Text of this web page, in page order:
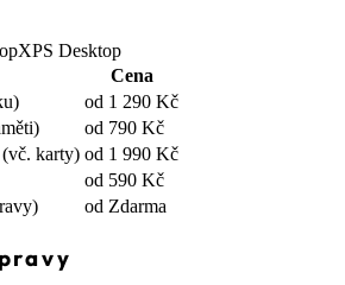
XPS Desktop
Cena
od 1 290 Kč
od 790 Kč
(vč. karty) od 1 990 Kč
od 590 Kč
od Zdarma